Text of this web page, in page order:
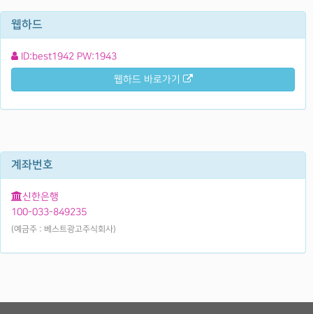
웹하드
ID:best1942 PW:1943
웹하드 바로가기
계좌번호
신한은행
100-033-849235
(예금주 : 베스트광고주식회사)